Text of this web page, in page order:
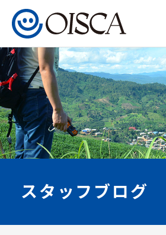
スタッフブログ